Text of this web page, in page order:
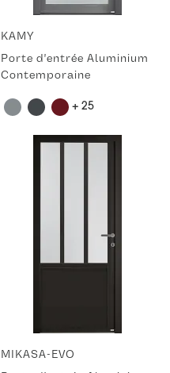
KAMY
Porte d'entrée Aluminium
Contemporaine
+ 25
MIKASA-EVO